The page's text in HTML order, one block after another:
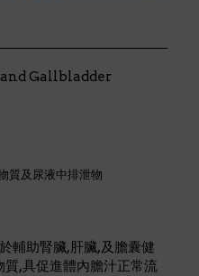
Gallbladder
質及尿液中排泄物
輔助腎臟,肝臟,及膽囊健
質,具促進體內膽汁正常流